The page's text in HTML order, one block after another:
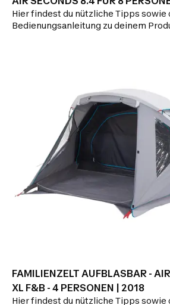
Hier findest du nützliche Tipps sowie
Bedienungsanleitung zu deinem
FAMILIENZELT AUFBLASBAR -
XL F&B - 4 PERSONEN | 2018
Hier findest du nützliche Tipps sowie